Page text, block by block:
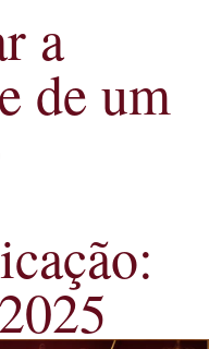
a
de um